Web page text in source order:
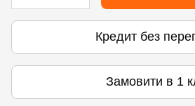
Кредит без
Замовити в 1